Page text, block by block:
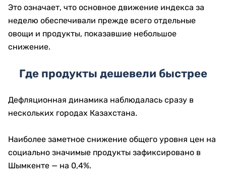
Это означает, что основное движение индекса за
неделю обеспечивали прежде всего отдельные
овощи и продукты, показавшие небольшое
снижение.
Где продукты дешевели быстрее
Дефляционная динамика наблюдалась сразу в
нескольких городах Казахстана.
Наиболее заметное снижение общего уровня цен на
социально значимые продукты зафиксировано в
Шымкенте — на 0,4%.